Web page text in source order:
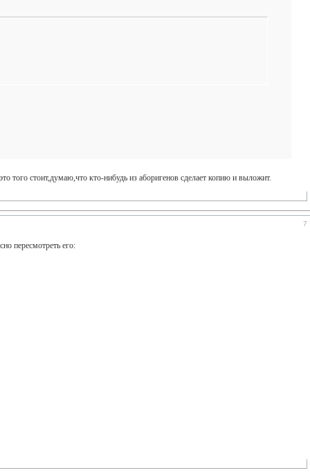
того стоит,думаю,что кто-нибудь из аборигенов сделает копию и выложит.
7
пересмотреть его: